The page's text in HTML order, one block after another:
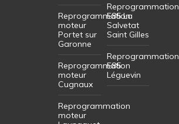
Reprogrammation
moteur
Portet sur
Garonne
Reprogrammation
moteur
Cugnaux
Reprogrammation
moteur
Reprogrammation
E85 La
Salvetat
Saint Gilles
Reprogrammation
E85
Léguevin